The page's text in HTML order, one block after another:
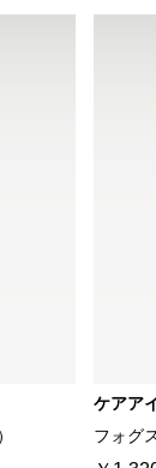
ケアア
フォグ